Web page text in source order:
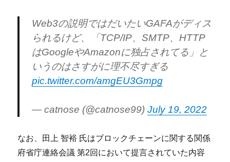
Web3の説明ではだいたいGAFAがディス
られるけど、「TCP/IP、SMTP、HTTP
はGoogleやAmazonに独占されてる」と
いうのはさすがに理不尽すぎる
pic.twitter.com/amgEU3Gmpg
— catnose (@catnose99)July 19, 2022
なお、田上 智裕 氏はブロックチェーンに関する関係
府省庁連絡会議 第2回において提言されていた内容